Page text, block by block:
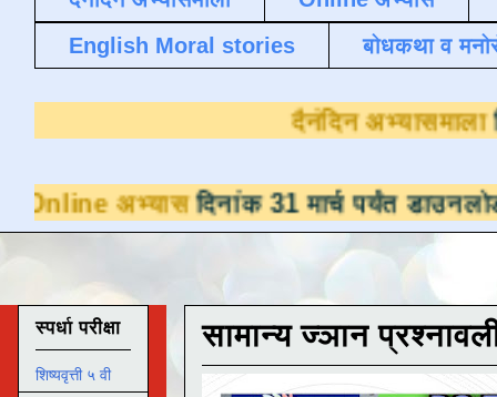
English Moral stories
बोधकथा व
दिनांक 31 मार्च पर्यंत डाउनलोडसाठी
सामान्य ज्ञान
स्पर्धा परीक्षा
शिष्यवृत्ती ५ वी